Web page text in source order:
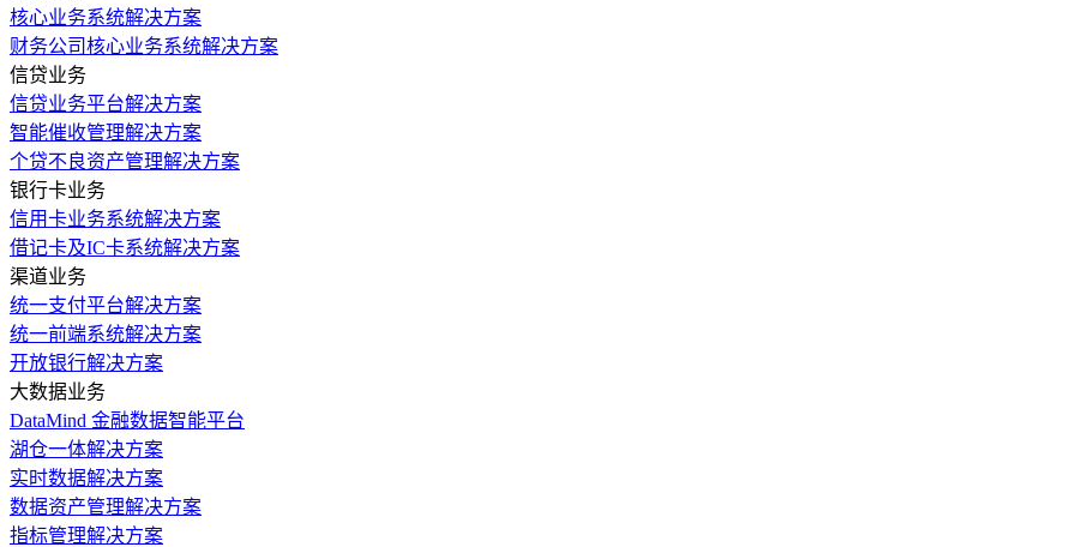
核心业务系统解决方案
财务公司核心业务系统解决方案
信贷业务
信贷业务平台解决方案
智能催收管理解决方案
个贷不良资产管理解决方案
银行卡业务
信用卡业务系统解决方案
借记卡及IC卡系统解决方案
渠道业务
统一支付平台解决方案
统一前端系统解决方案
开放银行解决方案
大数据业务
DataMind 金融数据智能平台
湖仓一体解决方案
实时数据解决方案
数据资产管理解决方案
指标管理解决方案